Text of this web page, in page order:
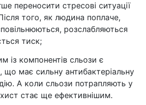
переносити стресові ситуації
того, як людина поплаче,
розслабляються
тиск;
із компонентів сльози є
що має сильну антибактеріальну
А коли сльози потрапляють у
стає ще ефективнішим.